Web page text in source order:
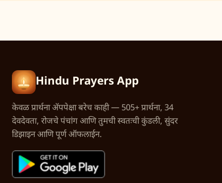
Hindu Prayers App
केवळ प्रार्थना अ‍ॅपपेक्षा बरेच काही — 505+ प्रार्थना, 34
देवदेवता, रोजचे पंचांग आणि तुमची स्वतःची कुंडली, सुंदर
डिझाइन आणि पूर्ण ऑफलाईन.